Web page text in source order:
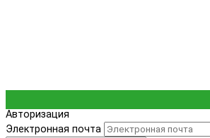
Авторизация
Электронная почта